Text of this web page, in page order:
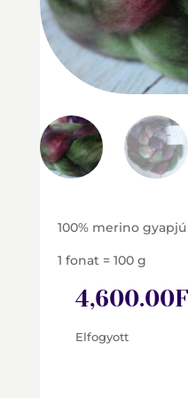
100% merino gyapjú
1 fonat = 100 g
4,600.00
Elfogyott